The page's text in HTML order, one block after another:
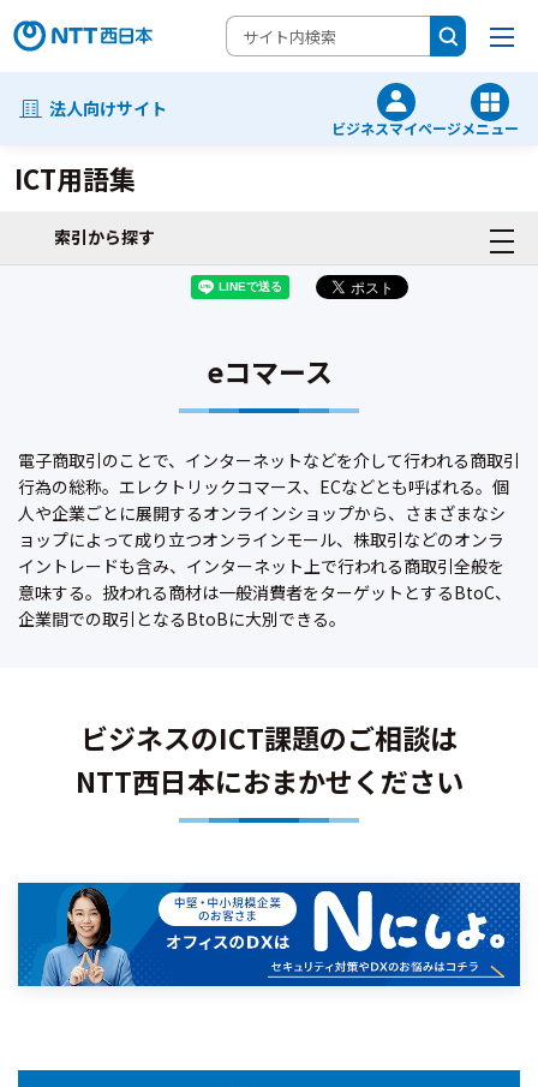
法人向けサイト
ビジネスマイページメニュー
ICT用語集
索引から探す
eコマース
電子商取引のことで、インターネットなどを介して行われる商取引
行為の総称。エレクトリックコマース、ECなどとも呼ばれる。個
人や企業ごとに展開するオンラインショップから、さまざまなシ
ョップによって成り立つオンラインモール、株取引などのオンラ
イントレードも含み、インターネット上で行われる商取引全般を
意味する。扱われる商材は一般消費者をターゲットとするBtoC、
企業間での取引となるBtoBに大別できる。
ビジネスのICT課題のご相談は
NTT西日本におまかせください